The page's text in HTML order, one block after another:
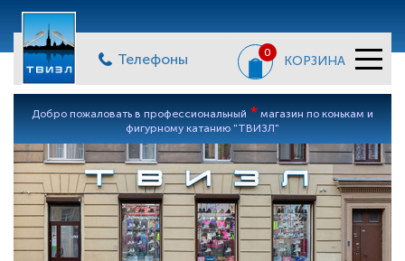
Телефоны 0
КОРЗИНА
Добро пожаловать в профессиональный * магазин по конькам и
фигурному катанию "ТВИЗЛ"